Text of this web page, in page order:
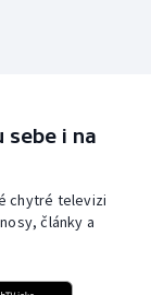
i na
chytré televizi
články a